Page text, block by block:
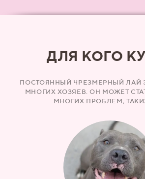
ДЛЯ КОГО
ПОСТОЯННЫЙ ЧРЕЗМЕРНЫЙ ЛАЙ
МНОГИХ ХОЗЯЕВ.ОН МОЖЕТ
МНОГИХ ПРОБЛЕМ,